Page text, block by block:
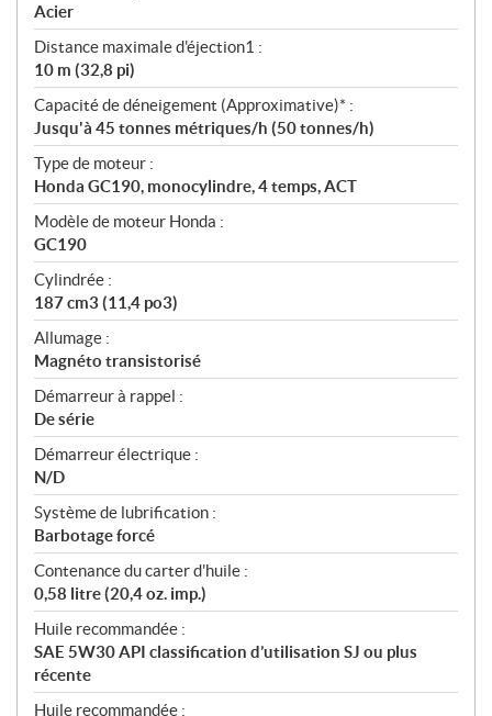
Acier
Distance maximale d'éjection1 :
10 m (32,8 pi)
Capacité de déneigement (Approximative)* :
Jusqu'à 45 tonnes métriques/h (50 tonnes/h)
Type de moteur :
Honda GC190, monocylindre, 4 temps, ACT
Modèle de moteur Honda :
GC190
Cylindrée :
187 cm3 (11,4 po3)
Allumage :
Magnéto transistorisé
Démarreur à rappel :
De série
Démarreur électrique :
N/D
Système de lubrification :
Barbotage forcé
Contenance du carter d'huile :
0,58 litre (20,4 oz. imp.)
Huile recommandée :
SAE 5W30 API classification d’utilisation SJ ou plus
récente
Huile recommandée :